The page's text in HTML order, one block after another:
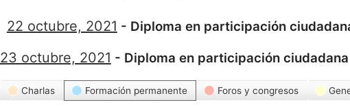
r
c
m
r
o
m
22 octubre, 2021 - Diploma en participación
23 octubre, 2021 - Diploma en participación
Categorías
Charlas Formación permanente Foros y congresos